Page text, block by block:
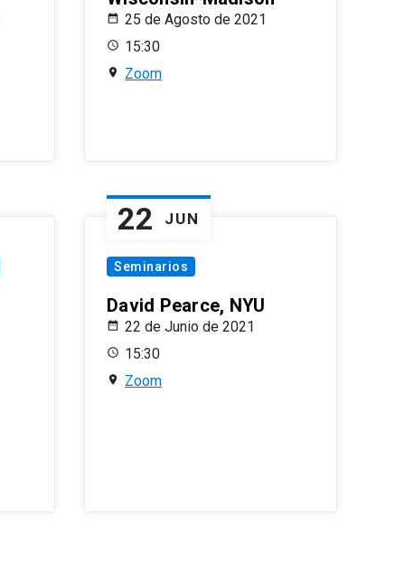
25 de Agosto de 2021
15:30
Zoom
22 JUN
Seminarios
David Pearce, NYU
22 de Junio de 2021
15:30
Zoom